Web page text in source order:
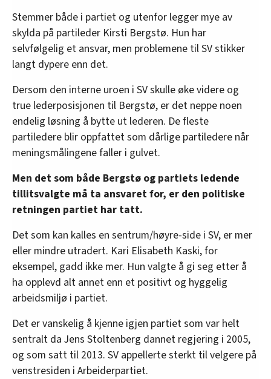
Stemmer både i partiet og utenfor legger mye av
skylda på partileder Kirsti Bergstø. Hun har
selvfølgelig et ansvar, men problemene til SV stikker
langt dypere enn det.
Dersom den interne uroen i SV skulle øke videre og
true lederposisjonen til Bergstø, er det neppe noen
endelig løsning å bytte ut lederen. De fleste
partiledere blir oppfattet som dårlige partiledere når
meningsmålingene faller i gulvet.
Men det som både Bergstø og partiets ledende
tillitsvalgte må ta ansvaret for, er den politiske
retningen partiet har tatt.
Det som kan kalles en sentrum/høyre-side i SV, er mer
eller mindre utradert. Kari Elisabeth Kaski, for
eksempel, gadd ikke mer. Hun valgte å gi seg etter å
ha opplevd alt annet enn et positivt og hyggelig
arbeidsmiljø i partiet.
Det er vanskelig å kjenne igjen partiet som var helt
sentralt da Jens Stoltenberg dannet regjering i 2005,
og som satt til 2013. SV appellerte sterkt til velgere på
venstresiden i Arbeiderpartiet.